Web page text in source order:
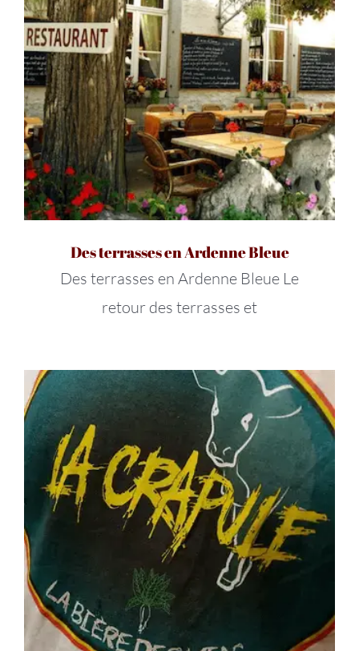
Des terrasses en Ardenne Bleue
Des terrasses en Ardenne Bleue Le
retour des terrasses et